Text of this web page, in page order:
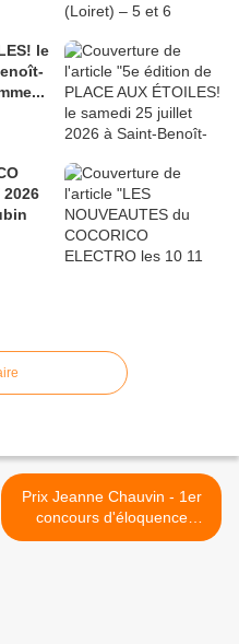
le
2026
Prix Jeanne Chauvin - 1er
concours d'éloquence
ouvert à la jeunesse